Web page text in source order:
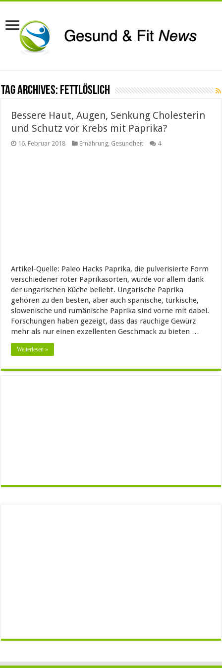
Tag Archives: fettlöslich
Bessere Haut, Augen, Senkung Cholesterin
und Schutz vor Krebs mit Paprika?
16. Februar 2018 Ernährung Gesundheit 4
Artikel-Quelle: Paleo Hacks Paprika, die pulverisierte Form
verschiedener roter Paprikasorten, wurde vor allem dank
der ungarischen Küche beliebt. Ungarische Paprika
gehören zu den besten, aber auch spanische, türkische,
slowenische und rumänische Paprika sind vorne mit dabei.
Forschungen haben gezeigt, dass das rauchige Gewürz
mehr als nur einen exzellenten Geschmack zu bieten …
Weiterlesen »